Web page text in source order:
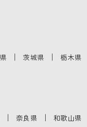
｜ 茨城県 ｜ 栃木県
｜ 奈良県 ｜ 和歌山県